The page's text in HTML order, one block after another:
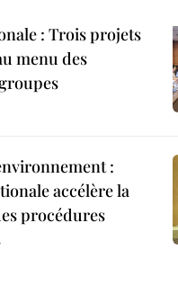
: Trois projets
menu des
:
accélère la
procédures